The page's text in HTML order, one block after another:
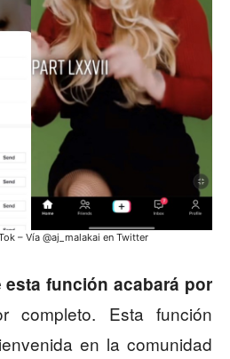
– Vía @aj_malakai en Twitter
esta función acabará por
completo. Esta función
en la comunidad